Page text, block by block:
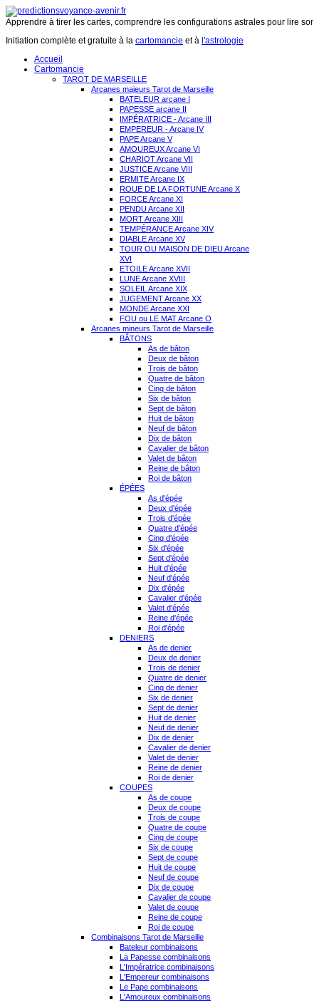
Apprendre à tirer les cartes, comprendre les configurations astrales pour lire
Initiation complète et gratuite à la cartomancie et à l'astrologie
Accueil
Cartomancie
TAROT DE MARSEILLE
Arcanes majeurs Tarot de Marseille
BATELEUR arcane I
PAPESSE arcane II
IMPÉRATRICE - Arcane III
EMPEREUR - Arcane IV
PAPE Arcane V
AMOUREUX Arcane VI
CHARIOT Arcane VII
JUSTICE Arcane VIII
ERMITE Arcane IX
ROUE DE LA FORTUNE Arcane X
FORCE Arcane XI
PENDU Arcane XII
MORT Arcane XIII
TEMPÉRANCE Arcane XIV
DIABLE Arcane XV
TOUR OU MAISON DE DIEU Arcane
XVI
ETOILE Arcane XVII
LUNE Arcane XVIII
SOLEIL Arcane XIX
JUGEMENT Arcane XX
MONDE Arcane XXI
FOU ou LE MAT Arcane O
Arcanes mineurs Tarot de Marseille
BÂTONS
As de bâton
Deux de bâton
Trois de bâton
Quatre de bâton
Cinq de bâton
Six de bâton
Sept de bâton
Huit de bâton
Neuf de bâton
Dix de bâton
Cavalier de bâton
Valet de bâton
Reine de bâton
Roi de bâton
ÉPÉES
As d'épée
Deux d'épée
Trois d'épée
Quatre d'épée
Cinq d'épée
Six d'épée
Sept d'épée
Huit d'épée
Neuf d'épée
Dix d'épée
Cavalier d'épée
Valet d'épée
Reine d'épée
Roi d'épée
DENIERS
As de denier
Deux de denier
Trois de denier
Quatre de denier
Cinq de denier
Six de denier
Sept de denier
Huit de denier
Neuf de denier
Dix de denier
Cavalier de denier
Valet de denier
Reine de denier
Roi de denier
COUPES
As de coupe
Deux de coupe
Trois de coupe
Quatre de coupe
Cinq de coupe
Six de coupe
Sept de coupe
Huit de coupe
Neuf de coupe
Dix de coupe
Cavalier de coupe
Valet de coupe
Reine de coupe
Roi de coupe
Combinaisons Tarot de Marseille
Bateleur combinaisons
La Papesse combinaisons
L'Impératrice combinaisons
L'Empereur combinaisons
Le Pape combinaisons
L'Amoureux combinaisons